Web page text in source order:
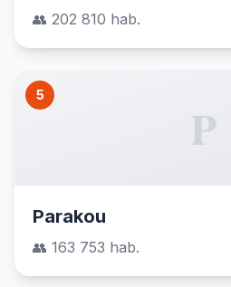
👥 202 810 hab.
5
P
Parakou
👥 163 753 hab.